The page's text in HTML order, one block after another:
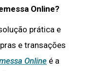
Online?
prática e
e transações
Online é a